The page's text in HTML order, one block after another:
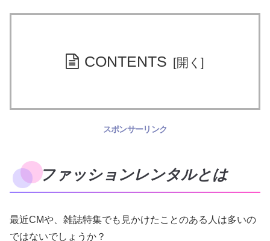
CONTENTS
スポンサーリンク
ファッションレンタルとは
最近CMや、雑誌特集でも見かけたことのある人は多いの
ではないでしょうか？